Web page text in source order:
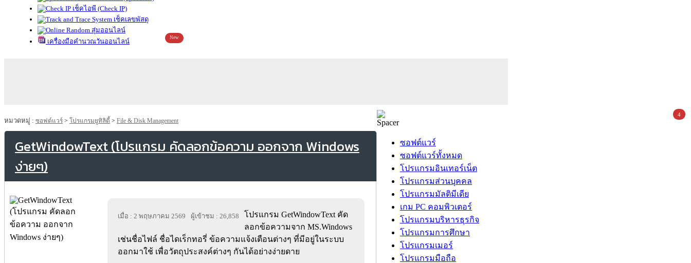
เช็คไอพี (Check IP)
เช็คเลขพัสดุ
สุ่มออนไลน์
เครื่องมือคำนวณวันออนไลน์
New
หมวดหมู่ : ซอฟต์แวร์ > โปรแกรมยูทิลิตี้ > File & Disk Management
GetWindowText (โปรแกรม คัดลอกข้อความ ออกจาก Windows
ง่ายๆ)
เมื่อ : 2 พฤษภาคม 2569 ผู้เข้าชม : 26,858
โปรแกรม GetWindowText คัด
ลอกข้อความจาก MS.Windows
เช่นชื่อไฟล์ ชื่อไดเร็กทอรี่ ข้อความแจ้งเตือนต่างๆ ที่มีอยู่ในระบบ
ออกมาใช้ เพื่อวัตถุประสงค์ต่างๆ กันได้อย่างง่ายดาย
ซอฟต์แวร์
ซอฟต์แวร์ทั้งหมด
โปรแกรมอินเทอร์เน็ต
โปรแกรมส่วนบุคคล
โปรแกรมมัลติมีเดีย
เกม PC คอมพิวเตอร์
โปรแกรมบริหารธุรกิจ
โปรแกรมการศึกษา
โปรแกรมเมอร์
โปรแกรมมือถือ
4